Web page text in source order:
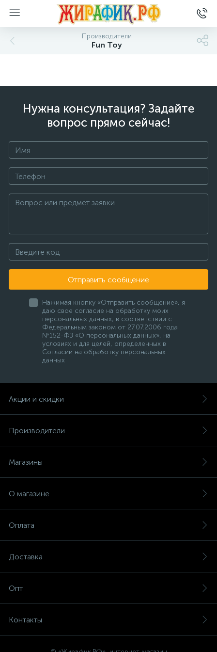
Производители
Fun Toy
Нужна консультация? Задайте
вопрос прямо сейчас!
Отправить сообщение
Нажимая кнопку «Отправить сообщение», я
даю свое согласие на обработку моих
персональных данных, в соответствии с
Федеральным законом от 27.07.2006 года
№152-ФЗ «О персональных данных», на
условиях и для целей, определенных в
Согласии на обработку персональных
данных
Акции и скидки
Производители
Магазины
О магазине
Оплата
Доставка
Опт
Контакты